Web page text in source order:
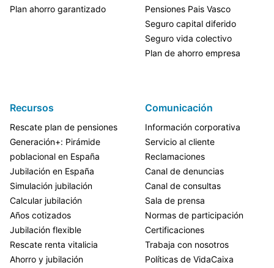
Plan ahorro garantizado
Pensiones Pais Vasco
Seguro capital diferido
Seguro vida colectivo
Plan de ahorro empresa
Recursos
Rescate plan de pensiones
Generación+: Pirámide
poblacional en España
Jubilación en España
Simulación jubilación
Calcular jubilación
Años cotizados
Jubilación flexible
Rescate renta vitalicia
Ahorro y jubilación
Comunicación
Información corporativa
Servicio al cliente
Reclamaciones
Canal de denuncias
Canal de consultas
Sala de prensa
Normas de participación
Certificaciones
Trabaja con nosotros
Políticas de VidaCaixa